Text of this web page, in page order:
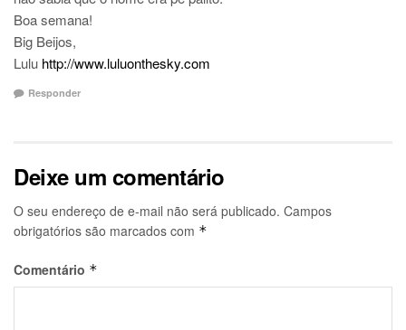
Boa semana!
Big Beijos,
Lulu http://www.luluonthesky.com
Responder
Deixe um comentário
O seu endereço de e-mail não será publicado. Campos
obrigatórios são marcados com *
Comentário *